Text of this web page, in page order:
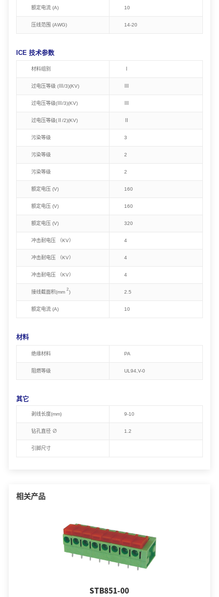
相关产品
STB851-00
额定电流 (A) 10
压线范围 (AWG) 14-20
ICE 技术参数
材料组别
过电压等级 (Ⅲ/3)(KV)
过电压等级(Ⅲ/3)(KV)
过电压等级(Ⅱ/2)(KV)
污染等级 3
污染等级 2
污染等级 2
额定电压 (V) 160
额定电压 (V) 160
额定电压 (V) 320
冲击耐电压 （KV） 4
冲击耐电压 （KV） 4
冲击耐电压 （KV） 4
接线截面积(mm 2) 2.5
额定电流 (A) 10
材料
绝缘材料 PA
阻燃等级 UL94, V-0
其它
剥线长度(mm) 9-10
钻孔直径 ∅ 1.2
引脚尺寸